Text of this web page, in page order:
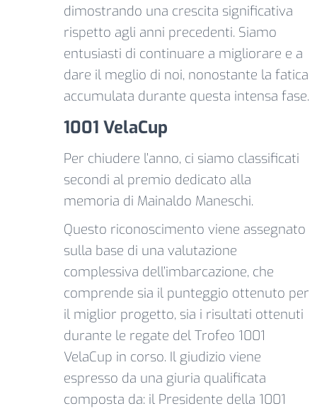
dimostrando una crescita significativa
rispetto agli anni precedenti. Siamo
entusiasti di continuare a migliorare e a
dare il meglio di noi, nonostante la fatica
accumulata durante questa intensa fase.
1001 VelaCup
Per chiudere l’anno, ci siamo classificati
secondi al premio dedicato alla
memoria di Mainaldo Maneschi.
Questo riconoscimento viene assegnato
sulla base di una valutazione
complessiva dell’imbarcazione, che
comprende sia il punteggio ottenuto per
il miglior progetto, sia i risultati ottenuti
durante le regate del Trofeo 1001
VelaCup in corso. Il giudizio viene
espresso da una giuria qualificata
composta da: il Presidente della 1001